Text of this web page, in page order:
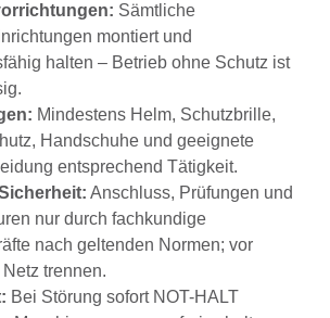
Sämtliche
montiert und
halten – Betrieb ohne Schutz ist
Mindestens Helm, Schutzbrille,
Handschuhe und geeignete
entsprechend Tätigkeit.
Anschluss, Prüfungen und
nur durch fachkundige
nach geltenden Normen; vor
trennen.
Bei Störung sofort NOT-HALT